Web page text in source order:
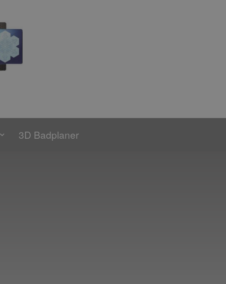
3D Badplaner